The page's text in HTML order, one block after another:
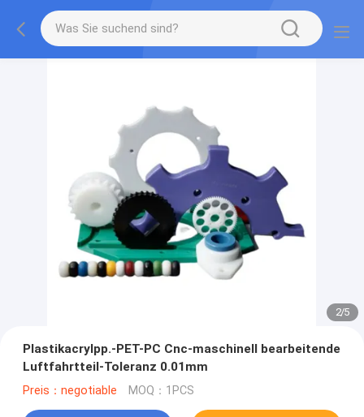
2/5
Plastikacrylpp.-PET-PC Cnc-maschinell bearbeitende
Luftfahrtteil-Toleranz 0.01mm
Preis：negotiable MOQ：1PCS